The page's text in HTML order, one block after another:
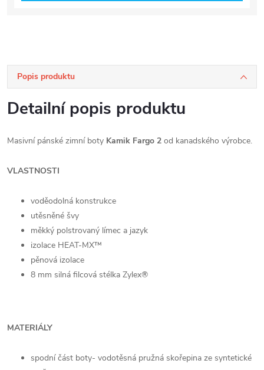
Popis produktu
Detailní popis produktu
Masivní pánské zimní boty Kamik Fargo 2 od kanadského výrobce.
VLASTNOSTI
voděodolná konstrukce
utěsněné švy
měkký polstrovaný límec a jazyk
izolace HEAT-MX™
pěnová izolace
8 mm silná filcová stélka Zylex®
MATERIÁLY
spodní část boty- vodotěsná pružná skořepina ze syntetické